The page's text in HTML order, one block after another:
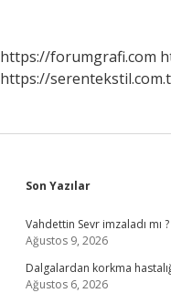
https://forumgrafi.com
https://
Sidebar
Son Yazılar
Vahdettin Sevr imzaladı mı ?
Ağustos 9, 2026
Dalgalardan korkma
Ağustos 6, 2026